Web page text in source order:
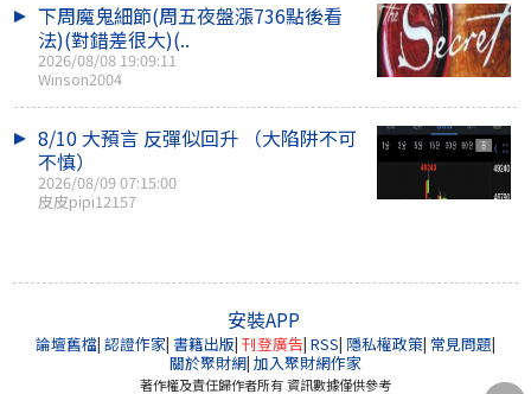
下周魔鬼細節(周五夜盤漲736點後看
法)(對錯差很大)(..
2026/08/08 19:09:11
Winson2004
8/10 大預言 反彈似回升 （大陷阱不可
不慎）
2026/08/09 07:15:00
皮皮pipi12157
安裝APP
論壇舊檔| 認證作家| 書籍出版| 刊登廣告| RSS| 隱私權政策| 常見問題|
關於聚財網| 加入聚財網作家
著作權及責任歸作者所有 資訊數據僅供參考